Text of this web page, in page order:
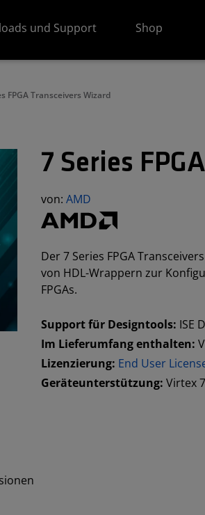
und Support Shop
FPGA Transceivers Wizard
7 Series
von:AMD
Der 7 Series FPGA
von HDL-Wrappern zur
FPGAs.
Support für Designtools: ISE
Im Lieferumfang enthalten:
Lizenzierung: End User
Geräteunterstützung:Virtex